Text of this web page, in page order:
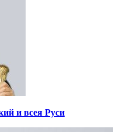
и всея Руси